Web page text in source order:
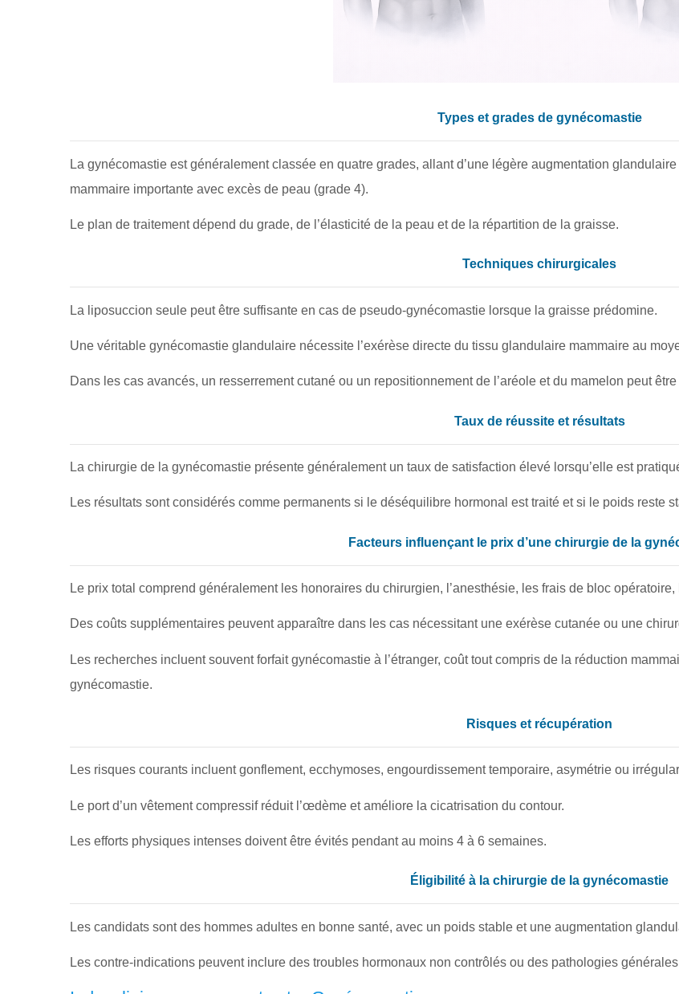
Types et grades de gynécomastie
La gynécomastie est généralement classée en quatre grades, allant d’une légère augmentation
mammaire importante avec excès de peau (grade 4).
Le plan de traitement dépend du grade, de l’élasticité de la peau et de la répartition de la graisse.
Techniques chirurgicales
La liposuccion seule peut être suffisante en cas de pseudo-gynécomastie lorsque la graisse prédomine.
Une véritable gynécomastie glandulaire nécessite l’exérèse directe du tissu glandulaire mammaire au
Dans les cas avancés, un resserrement cutané ou un repositionnement de l’aréole et du mamelon peut
Taux de réussite et résultats
La chirurgie de la gynécomastie présente généralement un taux de satisfaction élevé lorsqu’elle est
Les résultats sont considérés comme permanents si le déséquilibre hormonal est traité et si le poids reste
Facteurs influençant le prix d’une chirurgie de la
Le prix total comprend généralement les honoraires du chirurgien, l’anesthésie, les frais de bloc
Des coûts supplémentaires peuvent apparaître dans les cas nécessitant une exérèse cutanée ou une
Les recherches incluent souvent forfait gynécomastie à l’étranger, coût tout compris de la réduction
gynécomastie.
Risques et récupération
Les risques courants incluent gonflement, ecchymoses, engourdissement temporaire, asymétrie ou
Le port d’un vêtement compressif réduit l’œdème et améliore la cicatrisation du contour.
Les efforts physiques intenses doivent être évités pendant au moins 4 à 6 semaines.
Éligibilité à la chirurgie de la gynécomastie
Les candidats sont des hommes adultes en bonne santé, avec un poids stable et une augmentation
Les contre-indications peuvent inclure des troubles hormonaux non contrôlés ou des pathologies